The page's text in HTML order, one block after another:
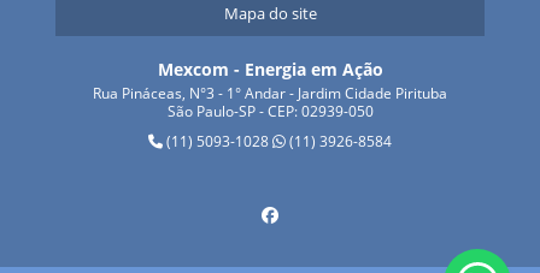
Mapa do site
Mexcom - Energia em Ação
Rua Pináceas, N°3 - 1° Andar - Jardim Cidade Pirituba
São Paulo-SP - CEP: 02939-050
(11) 5093-1028
(11) 3926-8584